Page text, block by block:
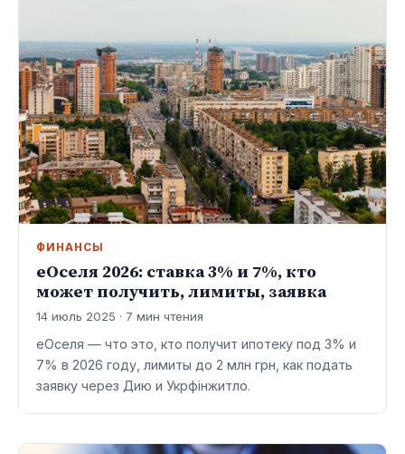
ФИНАНСЫ
еОселя 2026: ставка 3% и 7%, кто
может получить, лимиты, заявка
14 июль 2025 · 7 мин чтения
еОселя — что это, кто получит ипотеку под 3% и
7% в 2026 году, лимиты до 2 млн грн, как подать
заявку через Дию и Укрфінжитло.